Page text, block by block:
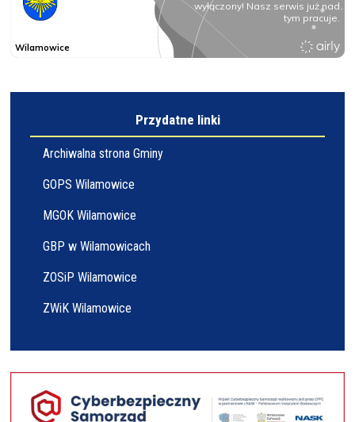
Przydatne linki
Archiwalna strona Gminy
GOPS Wilamowice
MGOK Wilamowice
GBP w Wilamowicach
ZOSiP Wilamowice
ZWiK Wilamowice